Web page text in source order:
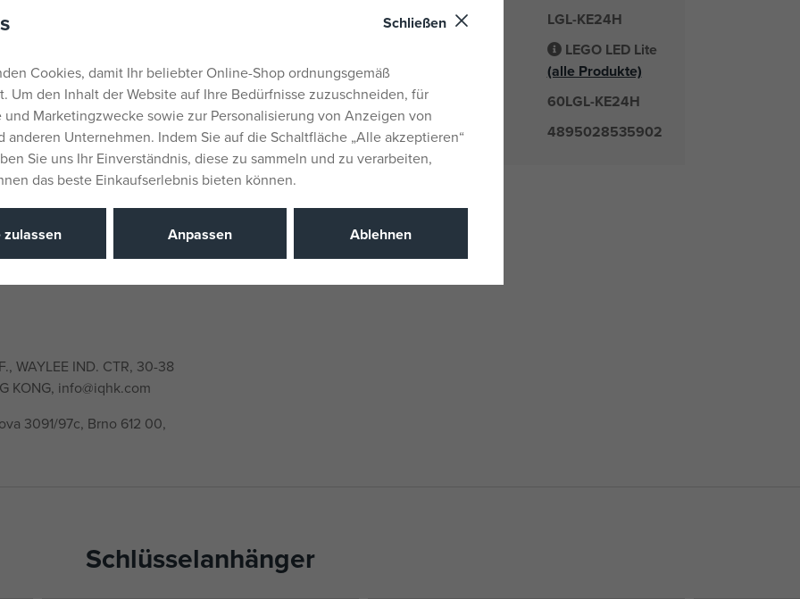
LEGO Ninjago und mehr.
Design sorgt dafür, dass
nicht unnötig belastet.
und sorgt für eine
und alle LEGO-Fans.
(im Lieferumfang
WAYLEE IND. CTR, 30-38
KONG, info@iqhk.com
3091/97c, Brno 612 00,
Liefernummer LGL-KE24H
LEGO LED Lite
(alle Produkte)
Katalognummer 60LGL-KE24H
EAN 4895028535902
Schlüsselanhänger
Schließen
Cookies, damit Ihr beliebter Online-Shop ordnungsgemäß
Um den Inhalt der Website auf Ihre Bedürfnisse zuzuschneiden, für
und Marketingzwecke sowie zur Personalisierung von Anzeigen von
anderen Unternehmen. Indem Sie auf die Schaltfläche „Alle akzeptieren“
Sie uns Ihr Einverständnis, diese zu sammeln und zu verarbeiten,
das beste Einkaufserlebnis bieten können.
zulassen Anpassen Ablehnen